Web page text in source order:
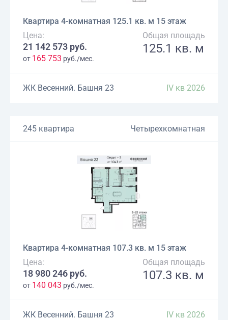
Квартира 4-комнатная 125.1 кв. м 15 этаж
Цена:
21 142 573 руб.
от 165 753 руб./мес.
Общая площадь
125.1 кв. м
ЖК Весенний. Башня 23 IV кв 2026
245 квартира Четырехкомнатная
Квартира 4-комнатная 107.3 кв. м 15 этаж
Цена:
18 980 246 руб.
от 140 043 руб./мес.
Общая площадь
107.3 кв. м
ЖК Весенний. Башня 23 IV кв 2026